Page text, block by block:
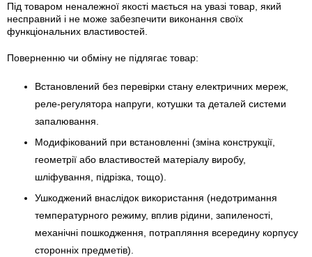
Під товаром неналежної якості мається на увазі товар, який
несправний і не може забезпечити виконання своїх
функціональних властивостей.
Поверненню чи обміну не підлягає товар:
Встановлений без перевірки стану електричних мереж,
реле-регулято­ра напруги, котушки та деталей системи
запалювання.
Модифікований при встановленні (зміна конструкції,
геометрії або властивостей матеріалу виробу,
шліфування, підрізка, тощо).
Ушкоджений внаслідок використання (недотримання
температурного режиму, вплив рідини, запиленості,
механічні пошкодження, потрапляння всередину корпусу
сторонніх предметів).